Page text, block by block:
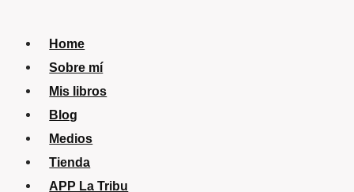
Home
Sobre mí
Mis libros
Blog
Medios
Tienda
APP La Tribu